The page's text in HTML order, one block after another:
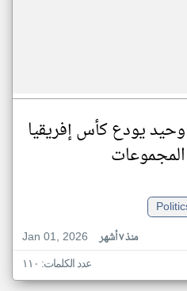
يودع كأس إفريقيا
Jan 01, 2026
منذ ٧ أشهر
عدد الكلمات: ١١٠